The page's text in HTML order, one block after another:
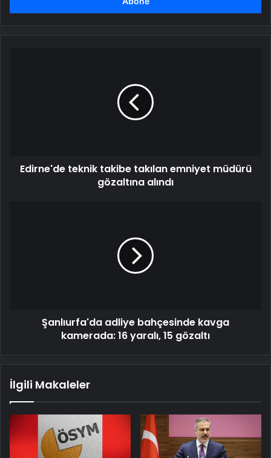
Edirne'de teknik takibe takılan emniyet müdürü
gözaltına alındı
Şanlıurfa'da adliye bahçesinde kavga
kamerada: 16 yaralı, 15 gözaltı
İlgili Makaleler